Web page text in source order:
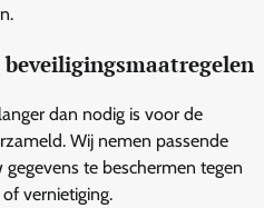
beveiligingsmaatregelen
dan nodig is voor de
Wij nemen passende
te beschermen tegen
vernietiging.